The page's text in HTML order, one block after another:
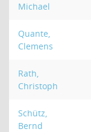
Michael
Quante,
Clemens
Rath,
Christoph
Schütz,
Bernd